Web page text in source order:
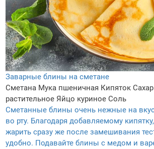
Заварные блины на сметане
Сметана Мука пшеничная Кипяток Сахар
растительное Яйцо куриное Соль
Сметанные блины очень нежные на
во рту. Благодаря добавляемому
жарить сразу же после замешивания
удобно. Подавайте блины с медом и